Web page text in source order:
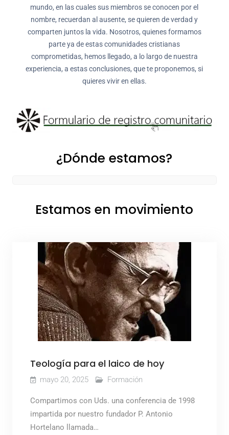
mundo, en las cuales sus miembros se conocen por el
nombre, recuerdan al ausente, se quieren de verdad y
comparten juntos la vida. Nosotros, quienes formamos
parte ya de estas comunidades cristianas
comprometidas, hemos llegado, a lo largo de nuestra
experiencia, a estas conclusiones, que te proponemos, si
quieres vivir en ellas.
¿Dónde estamos?
Estamos en movimiento
Teología para el laico de hoy
mayo 20, 2025 Formación
Compartimos con Uds. una conferencia de 1998
impartida por nuestro fundador P. Antonio
Hortelano llamada…